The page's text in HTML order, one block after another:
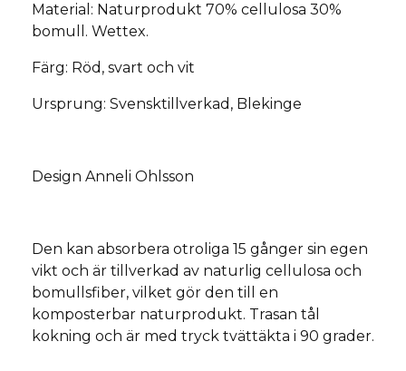
Material: Naturprodukt 70% cellulosa 30%
bomull. Wettex.
Färg: Röd, svart och vit
Ursprung: Svensktillverkad, Blekinge
Design Anneli Ohlsson
Den kan absorbera otroliga 15 gånger sin egen
vikt och är tillverkad av naturlig cellulosa och
bomullsfiber, vilket gör den till en
komposterbar naturprodukt. Trasan tål
kokning och är med tryck tvättäkta i 90 grader.